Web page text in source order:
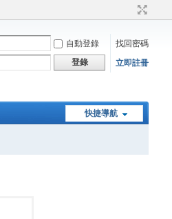
自動登錄
找回密碼
登錄 立即註冊
快捷導航